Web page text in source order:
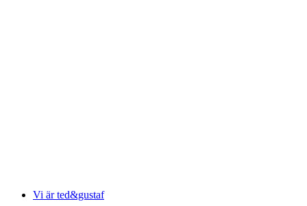
Vi är ted&gustaf